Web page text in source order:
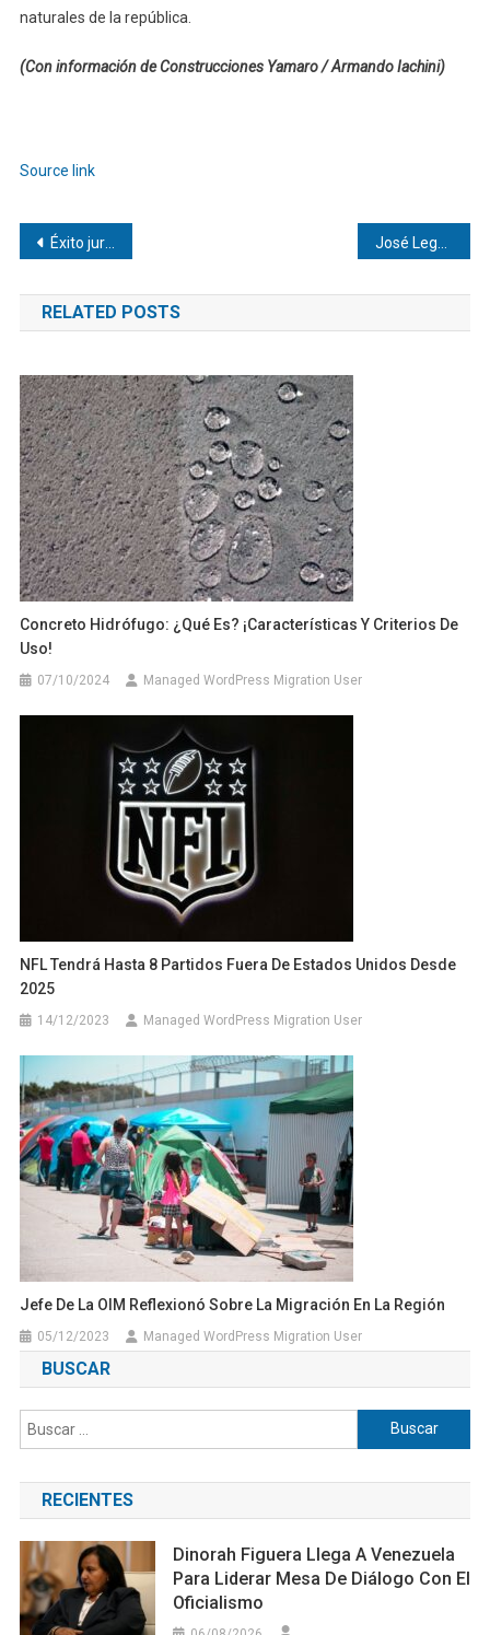
naturales de la república.
(Con información de Construcciones Yamaro / Armando Iachini)
de
Source link
Navegación
de
entradas
Éxito jurídico para José Leggio Cassara en Florida
RELATED POSTS
Concreto Hidrófugo: ¿Qué Es? ¡Características Y Criterios De
Uso!
07/10/2024 Managed WordPress Migration User
NFL Tendrá Hasta 8 Partidos Fuera De Estados Unidos Desde
2025
14/12/2023 Managed WordPress Migration User
Jefe De La OIM Reflexionó Sobre La Migración En La Región
05/12/2023 Managed WordPress Migration User
BUSCAR
Buscar:
RECIENTES
Dinorah Figuera Llega A Venezuela
Para Liderar Mesa De Diálogo Con El
Oficialismo